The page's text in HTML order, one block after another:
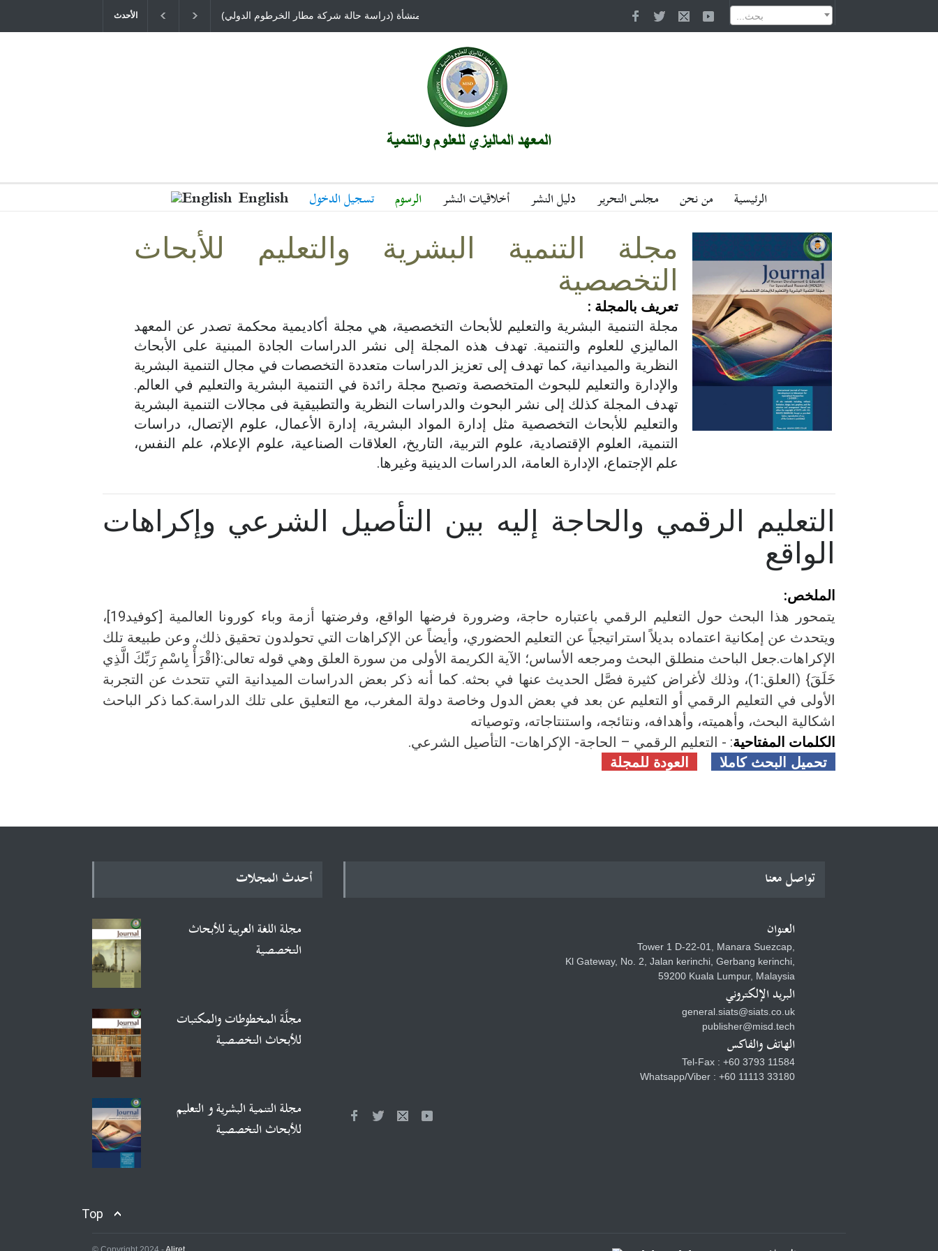
...بحث الأحدث دور تطبيق متطلبات الجودة الشاملة علي أداء المنشأة (دراسة حالة شركة مطار الخرطوم الدولي) للزوايا السنوسية وأثره في نجاح الدعوة السنوسية وسرعة انتشارها في ليبيا
الرئيسية من نحن مجلس التحرير دليل النشر أخلاقيات النشر الرسوم تسجيل الدخول English
مجلة التنمية البشرية والتعليم للأبحاث
التخصصية
تعريف بالمجلة :
مجلة التنمية البشرية والتعليم للأبحاث التخصصية، هي مجلة أكاديمية محكمة تصدر عن المعهد
الماليزي للعلوم والتنمية. تهدف هذه المجلة إلى نشر الدراسات الجادة المبنية على الأبحاث
النظرية والميدانية، كما تهدف إلى تعزيز الدراسات متعددة التخصصات في مجال التنمية البشرية
والإدارة والتعليم للبحوث المتخصصة وتصبح مجلة رائدة في التنمية البشرية والتعليم في العالم.
تهدف المجلة كذلك إلى نشر البحوث والدراسات النظرية والتطبيقية فى مجالات التنمية البشرية
والتعليم للأبحاث التخصصية مثل إدارة المواد البشرية، إدارة الأعمال، علوم الإتصال، دراسات
التنمية، العلوم الإقتصادية، علوم التربية، التاريخ، العلاقات الصناعية، علوم الإعلام، علم النفس،
علم الإجتماع، الإدارة العامة، الدراسات الدينية وغيرها.
التعليم الرقمي والحاجة إليه بين التأصيل الشرعي وإكراهات
الواقع
الملخص:
يتمحور هذا البحث حول التعليم الرقمي باعتباره حاجة، وضرورة فرضها الواقع، وفرضتها أزمة وباء كورونا العالمية [كوفيد19]،
ويتحدث عن إمكانية اعتماده بديلاً استراتيجياً عن التعليم الحضوري، وأيضاً عن الإكراهات التي تحولدون تحقيق ذلك، وعن طبيعة تلك
الإكراهات.جعل الباحث منطلق البحث ومرجعه الأساس؛ الآية الكريمة الأولى من سورة العلق وهي قوله تعالى:{اقْرَأْ بِاسْمِ رَبِّكَ الَّذِي
خَلَقَ} (العلق:1)، وذلك لأغراض كثيرة فصَّل الحديث عنها في بحثه. كما أنه ذكر بعض الدراسات الميدانية التي تتحدث عن التجربة
الأولى في التعليم الرقمي أو التعليم عن بعد في بعض الدول وخاصة دولة المغرب، مع التعليق على تلك الدراسة.كما ذكر الباحث
اشكالية البحث، وأهميته، وأهدافه، ونتائجه، واستنتاجاته، وتوصياته
الكلمات المفتاحية: - التعليم الرقمي – الحاجة- الإكراهات- التأصيل الشرعي.
تحميل البحث كاملا العودة للمجلة
أحدث المجلات
مجلة اللغة العربية للأبحاث
التخصصية
مجلَّة المخطوطات والمكتبات
للأبحاث التخصصية
مجلة التنمية البشرية و التعليم
للأبحاث التخصصية
تواصل معنا
العنوان
Tower 1 D-22-01, Manara Suezcap,
Kl Gateway, No. 2, Jalan kerinchi, Gerbang kerinchi,
59200 Kuala Lumpur, Malaysia
البريد الإلكتروني
general.siats@siats.co.uk
publisher@misd.tech
الهاتف والفاكس
Tel-Fax : +60 3793 11584
Whatsapp/Viber : +60 11113 33180
Top